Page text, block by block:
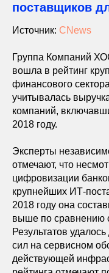
поставщиков
Источник: CNews
Группа Компаний
вошла в рейтинг
финансового
учитывалась
компаний,
2018 году.
Эксперты
отмечают, что
цифровизации
крупнейших ИТ-
2018 году она
выше по сравнению
Результатов
сил на сервисном
действующей